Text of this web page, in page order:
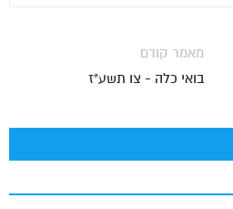
מאמר קודם
בואי כלה - צו תשע"ז